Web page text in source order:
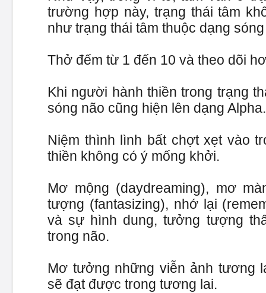
trường hợp này, trạng thái tâm
như trạng thái tâm thuộc dạng
Thở đếm từ 1 đến 10 và theo dõi
Khi người hành thiền trong trạng
sóng não cũng hiện lên dạng Alpha.
Niệm thình lình bất chợt xẹt vào
thiền không có ý mống khởi.
Mơ mộng (daydreaming), mơ
tượng (fantasizing), nhớ lại
và sự hình dung, tưởng tượng
trong não.
Mơ tưởng những viễn ảnh tương
sẽ đạt được trong tương lai.